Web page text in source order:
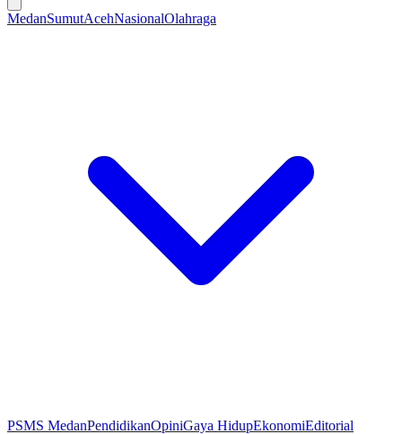
MedanSumutAcehNasionalOlahraga
PSMS MedanPendidikanOpiniGaya HidupEkonomiEditorial